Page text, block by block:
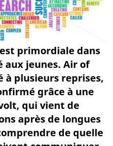
primordiale dans
aux jeunes. Air of
à plusieurs reprises,
grâce à une
qui vient de
après de longues
de quelle